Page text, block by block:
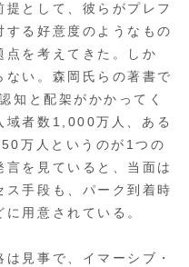
として、彼らがプレフ
する好意度のようなもの
点を考えてきた。しか
ない。森岡氏らの著書で
知と配架がかかってく
域者数1,000万人、ある
万人というのが1つの
を見ていると、当面は
手段も、パーク到着時
用意されている。
見事で、イマーシブ・